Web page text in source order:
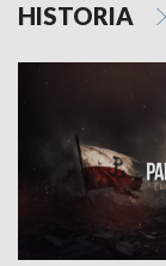
HISTORIA